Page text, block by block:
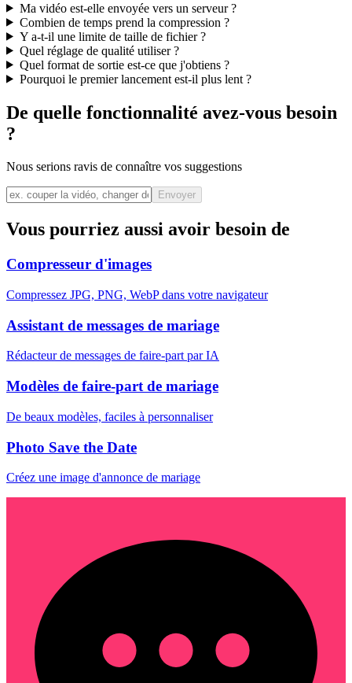
Ma vidéo est-elle envoyée vers un serveur ?
Combien de temps prend la compression ?
Y a-t-il une limite de taille de fichier ?
Quel réglage de qualité utiliser ?
Quel format de sortie est-ce que j'obtiens ?
Pourquoi le premier lancement est-il plus lent ?
De quelle fonctionnalité avez-vous besoin
?
Nous serions ravis de connaître vos suggestions
Envoyer
Vous pourriez aussi avoir besoin de
Compresseur d'images
Compressez JPG, PNG, WebP dans votre navigateur
Assistant de messages de mariage
Rédacteur de messages de faire-part par IA
Modèles de faire-part de mariage
De beaux modèles, faciles à personnaliser
Photo Save the Date
Créez une image d'annonce de mariage